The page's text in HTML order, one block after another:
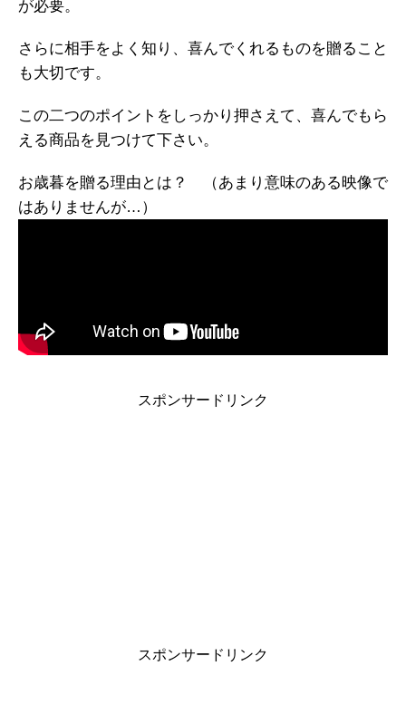
が必要。
さらに相手をよく知り、喜んでくれるものを贈ること
も大切です。
この二つのポイントをしっかり押さえて、喜んでもら
える商品を見つけて下さい。
お歳暮を贈る理由とは？ （あまり意味のある映像で
はありませんが…）
スポンサードリンク
スポンサードリンク